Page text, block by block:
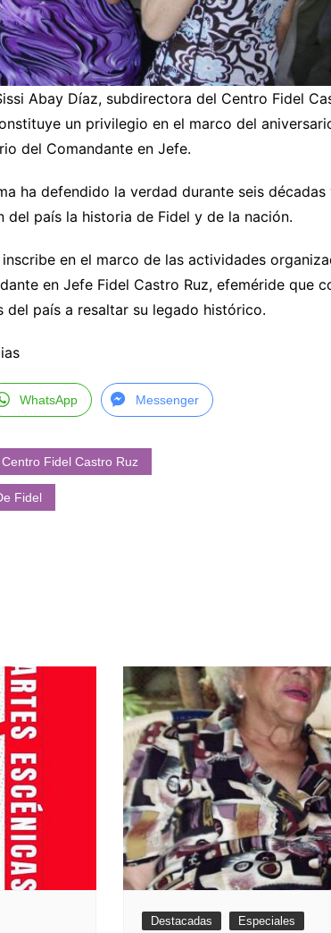
Abay Díaz, subdirectora del Centro Fidel
un privilegio en el marco del
del Comandante en Jefe.
ha defendido la verdad durante seis décadas
país la historia de Fidel y de la nación.
en el marco de las actividades
en Jefe Fidel Castro Ruz, efeméride que
país a resaltar su legado histórico.
WhatsApp Messenger
Centro Fidel Castro Ruz
Fidel
Destacadas Especiales